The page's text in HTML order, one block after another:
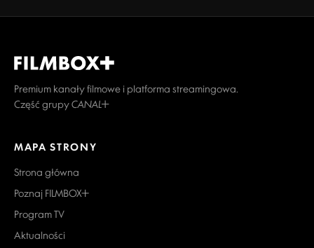
Premium kanały filmowe i platforma streamingowa.
Część grupy CANAL+
MAPA STRONY
Strona główna
Poznaj FILMBOX+
Program TV
Aktualności